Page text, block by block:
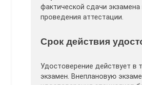
фактической сдачи
проведения аттестации.
Срок действия
Удостоверение действует в
экзамен. Внеплановую